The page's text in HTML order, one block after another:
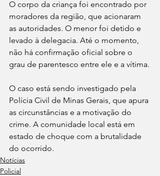
O corpo da criança foi encontrado por
moradores da região, que acionaram
as autoridades. O menor foi detido e
levado à delegacia. Até o momento,
não há confirmação oficial sobre o
grau de parentesco entre ele e a vítima.
O caso está sendo investigado pela
Polícia Civil de Minas Gerais, que apura
as circunstâncias e a motivação do
crime. A comunidade local está em
estado de choque com a brutalidade
do ocorrido.
Notícias
Policial